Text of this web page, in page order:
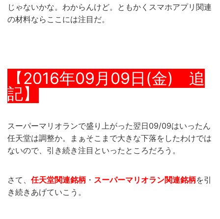
じゃないかな。わからんけど。ともかくスマホアプリ関連
の材料ならここには注目だ。
【2016年09月09日(金) 追
記】
スーパーマリオランで盛り上がった翌日09/09はいったん
任天堂は調整か。まぁそこまで大きな下落をしたわけでは
ないので、引き続き注目といったところだろう。
さて、 任天堂関連銘柄 ・ スーパーマリオラン関連銘柄を引
き続きあげていこう。